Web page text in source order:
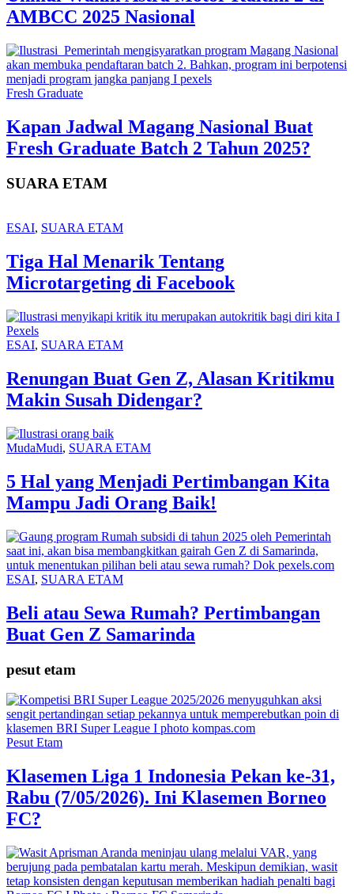
AMBCC 2025 Nasional
Fresh Graduate
Kapan Jadwal Magang Nasional Buat
Fresh Graduate Batch 2 Tahun 2025?
SUARA ETAM
ESAI, SUARA ETAM
Tiga Hal Menarik Tentang
Microtargeting di Facebook
ESAI, SUARA ETAM
Renungan Buat Gen Z, Alasan Kritikmu
Makin Susah Didengar?
MudaMudi, SUARA ETAM
5 Hal yang Menjadi Pertimbangan Kita
Mampu Jadi Orang Baik!
ESAI, SUARA ETAM
Beli atau Sewa Rumah? Pertimbangan
Buat Gen Z Samarinda
pesut etam
Pesut Etam
Klasemen Liga 1 Indonesia Pekan ke-31,
Rabu (7/05/2026). Ini Klasemen Borneo
FC?